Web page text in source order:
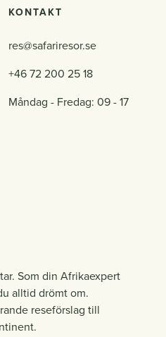
KONTAKT
res@safariresor.se
+46 72 200 25 18
Måndag - Fredag: 09 - 17
Som din Afrikaexpert
alltid drömt om.
reseförslag till